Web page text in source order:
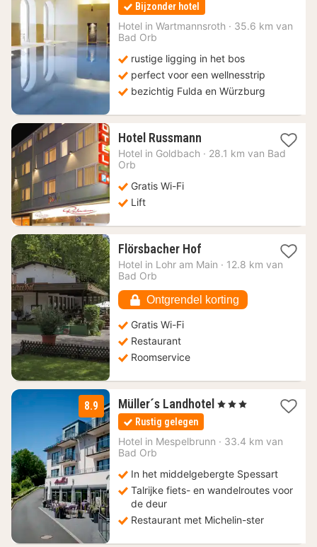
€
Bijzonder hotel
Hotel in Wartmannsroth · 35.6 km van
Bad Orb
rustige ligging in het bos
perfect voor een wellnesstrip
bezichtig Fulda en Würzburg
Hotel Russmann1
nacht
Hotel in Goldbach · 28.1 km van Bad
Orb
Gratis Wi-Fi
Lift
Flörsbacher Hof1
nacht
€
Hotel in Lohr am Main · 12.8 km van
Bad Orb
Ontgrendel korting
Gratis Wi-Fi
Restaurant
Roomservice
8.9 Müller´s Landhotel 1
160
, 3 Sterren
Rustig gelegen
Hotel in Mespelbrunn · 33.4 km van
Bad Orb
In het middelgebergte Spessart
Talrijke fiets- en wandelroutes voor
de deur
Restaurant met Michelin-ster